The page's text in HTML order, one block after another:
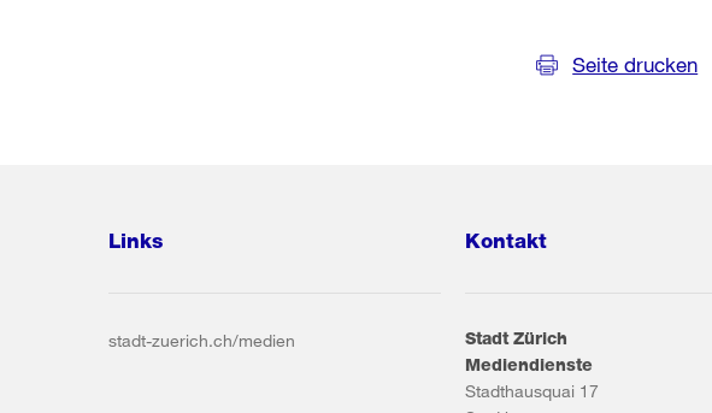
Seite drucken
Links
stadt-zuerich.ch/medien
Kontakt
Stadt Zürich
Mediendienste
Stadthausquai 17